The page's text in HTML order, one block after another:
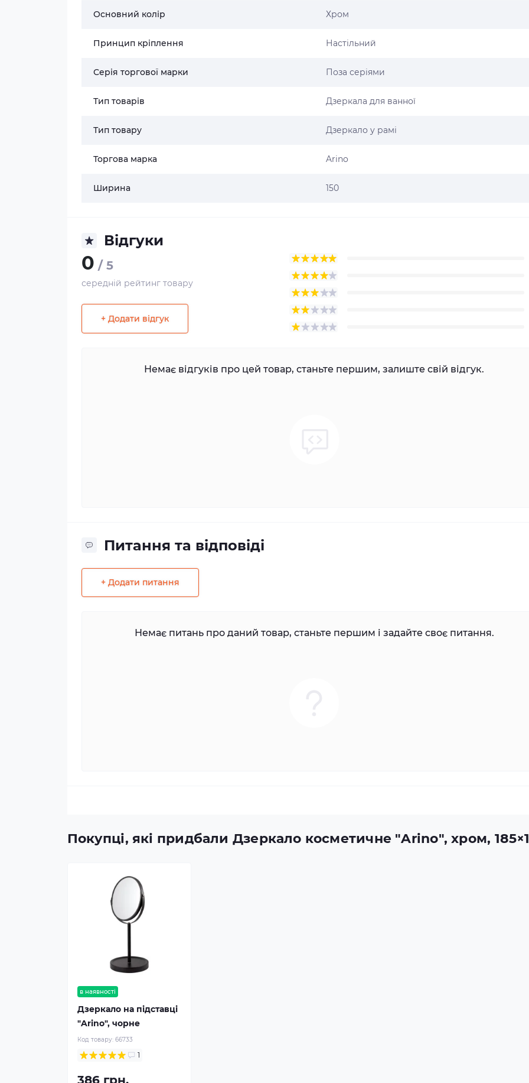
Основний колір Хром
Принцип кріплення Настільний
Серія торгової марки Поза серіями
Тип товарів Дзеркала для ванної
Тип товару Дзеркало у рамі
Торгова марка Arino
Ширина 150
Відгуки
0 / 5
середній рейтинг товару
+ Додати відгук
Немає відгуків про цей товар, станьте першим, залиште свій відгук.
Питання та відповіді
+ Додати питання
Немає питань про даний товар, станьте першим і задайте своє питання.
Покупці, які придбали Дзеркало косметичне "Arino", хром,
в наявності
Дзеркало на підставці
"Arino", чорне
Код товару: 66733
1